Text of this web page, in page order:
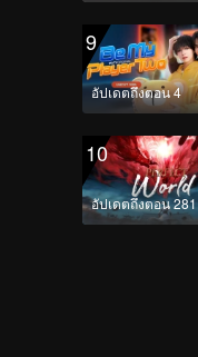
9
อัปเดตถึงตอน 4
10
อัปเดตถึงตอน 281